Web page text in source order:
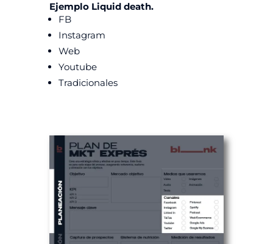
Ejemplo Liquid death.
FB
Instagram
Web
Youtube
Tradicionales